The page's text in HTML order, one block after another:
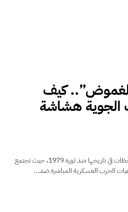
كيف
هشاشة
تعيش إيران واحدة من أخطر اللحظات في تاريخها منذ ثورة 1979، حيث تجتمع
الحرب العسكرية المباشرة ضد...